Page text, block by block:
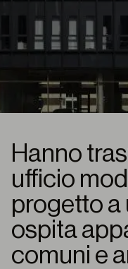
Hanno
ufficio
progetto a
ospita
comuni e